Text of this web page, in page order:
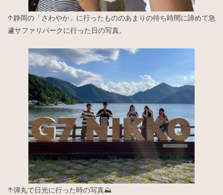
↑静岡の「さわやか」に行ったもののあまりの待ち時間に諦めて急
遽サファリパークに行った日の写真。
↑弾丸で日光に行った時の写真⛰️